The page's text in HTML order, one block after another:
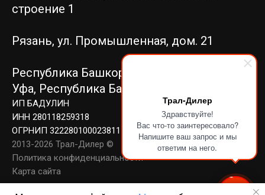
Трал-Дилер
Здравствуйте!
Вас что-то заинтересовало?
Напишите ваш запрос и мы
ответим на него.
строение 1
Рязань, ул. Промышленная, дом. 21
Республика Башкортостан, г.
Уфа, Республика Башкортостан, г. Уфа,
ИП БАДУЛИН
ИНН 280118259318
ОГРНИП 322280100023811
2013-2026 Трал-Дилер ©
Политика конфиденциальности
Карта сайта